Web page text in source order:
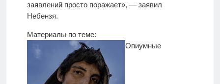
заявлений просто поражает», — заявил
Небензя.
Материалы по теме:
Опиумные